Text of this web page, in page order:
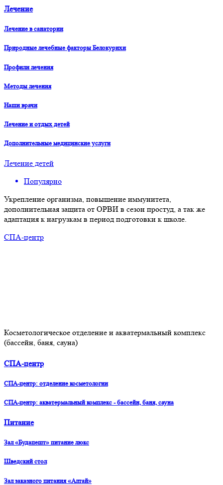
Лечение
Лечение в санатории
Природные лечебные факторы Белокурихи
Профили лечения
Методы лечения
Наши врачи
Лечение и отдых детей
Дополнительные медицинские услуги
Лечение детей
Популярно
Укрепление организма, повышение иммунитета,
дополнительная защита от ОРВИ в сезон простуд, а так же
адаптация к нагрузкам в период подготовки к школе.
СПА-центр
Косметологическое отделение и акватермальный комплекс
(бассейн, баня, сауна)
СПА-центр
СПА-центр: отделение косметологии
СПА-центр: акватермальный комплекс - бассейн, баня, сауна
Питание
Зал «Будапешт» питание люкс
Шведский стол
Зал заказного питания «Алтай»